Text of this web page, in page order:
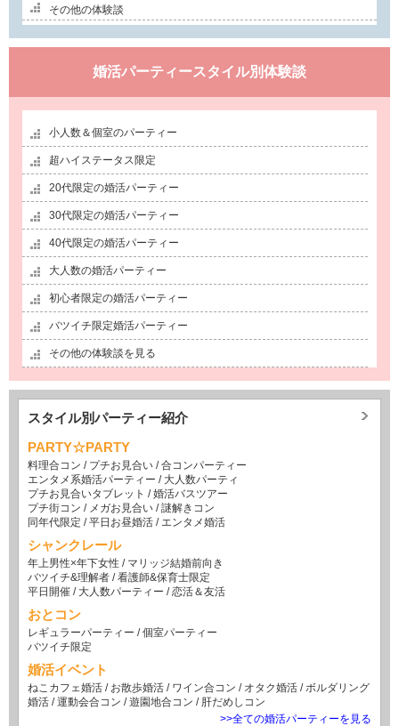
その他の体験談
婚活パーティースタイル別体験談
小人数＆個室のパーティー
超ハイステータス限定
20代限定の婚活パーティー
30代限定の婚活パーティー
40代限定の婚活パーティー
大人数の婚活パーティー
初心者限定の婚活パーティー
バツイチ限定婚活パーティー
その他の体験談を見る
スタイル別パーティー紹介
PARTY☆PARTY
料理合コン / プチお見合い /合コンパーティー
エンタメ系婚活パーティー / 大人数パーティ
プチお見合いタブレット /婚活バスツアー
プチ街コン / メガお見合い /謎解きコン
同年代限定 /平日お昼婚活 / エンタメ婚活
シャンクレール
年上男性×年下女性 / マリッジ結婚前向き
バツイチ&理解者 /看護師&保育士限定
平日開催 / 大人数パーティー /恋活＆友活
おとコン
レギュラーパーティー /個室パーティー
バツイチ限定
婚活イベント
ねこカフェ婚活 / お散歩婚活 / ワイン合コン / オタク婚活 / ボルダリング
婚活 /運動会合コン /遊園地合コン / 肝だめしコン
>>全ての婚活パーティーを見る